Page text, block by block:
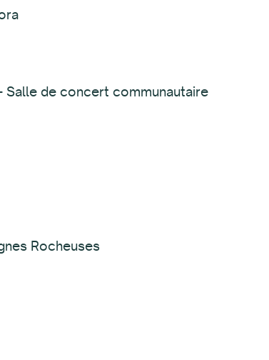
Salle de concert communautaire
Rocheuses